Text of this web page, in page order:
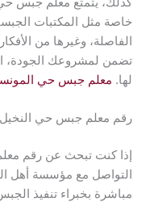
خاصة مثل المكتبات
الفاصلة، وغيرها من
تضمن لمشروعك الجودة،
لها. معلم جبس حي
رقم معلم جبس حي النخيل
إذا كنت تبحث عن رقم
التواصل مع مؤسسة أهل
مباشرة بخبراء تنفيذ